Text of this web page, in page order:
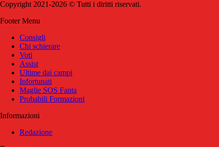
Copyright 2021-2026 © Tutti i diritti riservati.
Footer Menu
Consigli
Chi schierare
Voti
Assist
Ultime dai campi
Infortunati
Maglie SOS Fanta
Probabili Formazioni
Informazioni
Redazione